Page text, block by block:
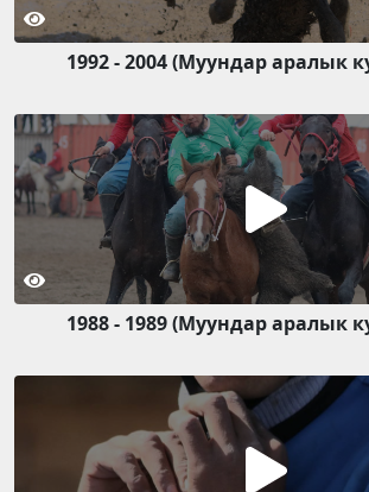
1992 - 2004 (Муундар аралык
1988 - 1989 (Муундар аралык